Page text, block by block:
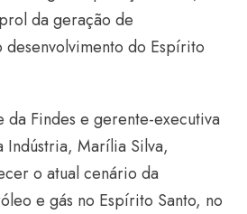
da geração de
do Espírito
da Findes e gerente-executiva
Marília Silva,
o atual cenário da
e gás no Espírito Santo, no